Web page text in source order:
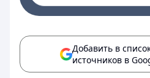
Добавить в
источников в